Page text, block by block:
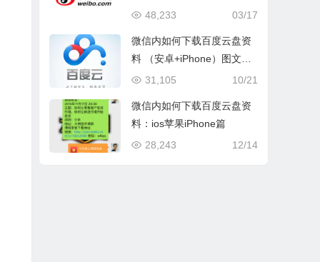
03/17
48,233
微信内如何下载百度云盘资
料 （安卓+iPhone）图文视
频教程
10/21
31,105
微信内如何下载百度云盘资
料：ios苹果iPhone篇
12/14
28,243